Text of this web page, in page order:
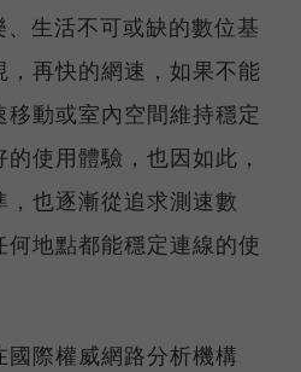
生活不可或缺的數位基
再快的網速，如果不能
動或室內空間維持穩定
使用體驗，也因如此，
也逐漸從追求測速數
地點都能穩定連線的使
際權威網路分析機構